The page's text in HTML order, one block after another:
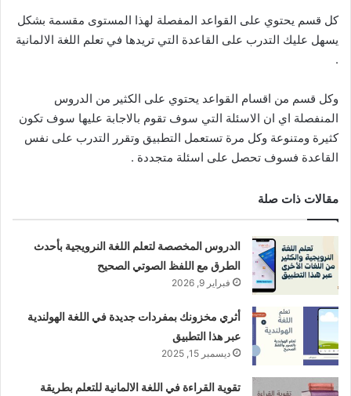
كل قسم يحتوي على القواعد المفصلة لهذا المستوى مقسمة بشكل
يسهل عليك التدرب على القاعدة التي تريدها في تعلم اللغة الالمانية
.
وكل قسم من اقسام القواعد يحتوي على الكثير من الدروس
المنفصلة اي ان الاسئلة التي سوف تقوم بالاجابة عليها سوف تكون
كثيرة ومتنوعة وكل مرة تستعمل التطبيق وتقرر التدرب على نفس
القاعدة فسوف تحصل على اسئلة متجددة .
مقالات ذات صلة
الدروس المخصصة لتعلم اللغة النرويجية بأحدث
الطرق مع اللفظ الصوتي الصحيح
فبراير 9, 2026
أثري مخزونك بمفردات جديدة في اللغة الهولندية
عبر هذا التطبيق
ديسمبر 15, 2025
تقوية القراءة في اللغة الالمانية للتعلم بطريقة